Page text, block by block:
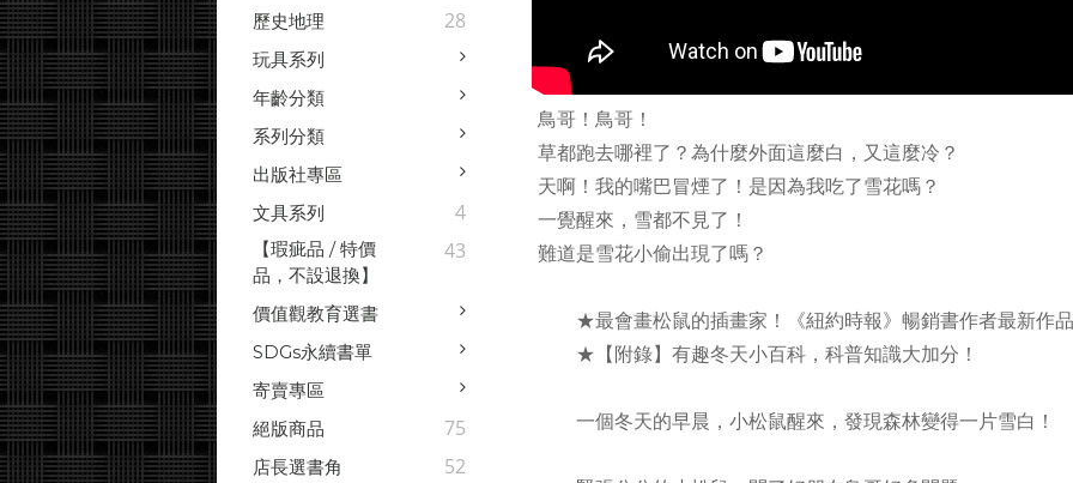
歷史地理 28
玩具系列
年齡分類
系列分類
出版社專區
文具系列
4
【瑕疵品 / 特價
品，不設退換】
43
價值觀教育選書
SDGs永續書單
寄賣專區
絕版商品
75
店長選書角 52
鳥哥！鳥哥！
草都跑去哪裡了？為什麼外面這麼白，又這麼冷？
天啊！我的嘴巴冒煙了！是因為我吃了雪花嗎？
一覺醒來，雪都不見了！
難道是雪花小偷出現了嗎？
★最會畫松鼠的插畫家！《紐約時報》暢銷書作者最新作
★【附錄】有趣冬天小百科，科普知識大加分！
一個冬天的早晨，小松鼠醒來，發現森林變得一片雪白！